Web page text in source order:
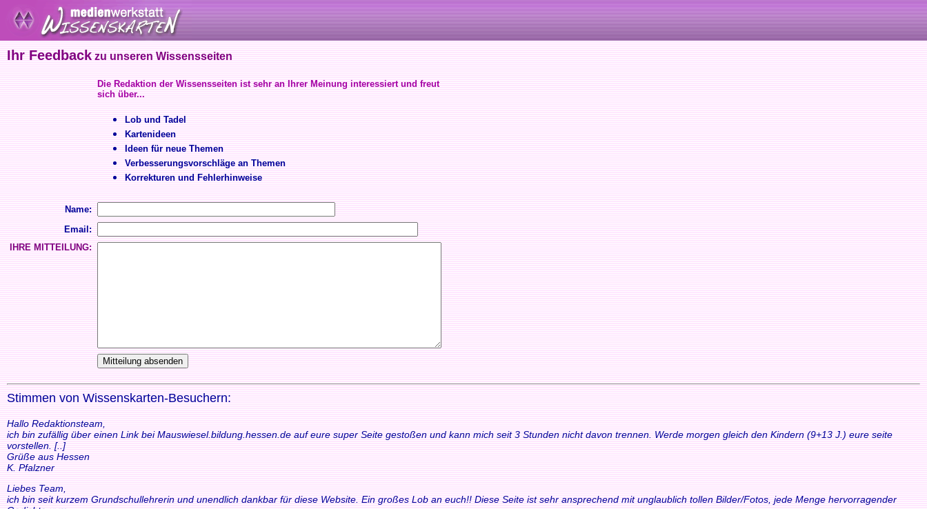
Ihr Feedback zu unseren Wissensseiten
Die Redaktion der Wissensseiten ist sehr an Ihrer Meinung interessiert und freut
sich über...
Lob und Tadel
Kartenideen
Ideen für neue Themen
Verbesserungsvorschläge an Themen
Korrekturen und Fehlerhinweise
Name:
Email:
IHRE MITTEILUNG:
Stimmen von Wissenskarten-Besuchern:
Hallo Redaktionsteam,
ich bin zufällig über einen Link bei Mauswiesel.bildung.hessen.de auf eure super Seite gestoßen und kann mich seit 3 Stunden nicht davon trennen. Werde morgen gleich den Kindern (9+13 J.) eure seite
vorstellen. [..]
Grüße aus Hessen
K. Pfalzner
Liebes Team,
ich bin seit kurzem Grundschullehrerin und unendlich dankbar für diese Website. Ein großes Lob an euch!! Diese Seite ist sehr ansprechend mit unglaublich tollen Bilder/Fotos, jede Menge hervorragender